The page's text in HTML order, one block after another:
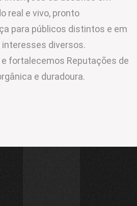
real e vivo, pronto
para públicos distintos e em
interesses diversos.
fortalecemos Reputações de
e duradoura.